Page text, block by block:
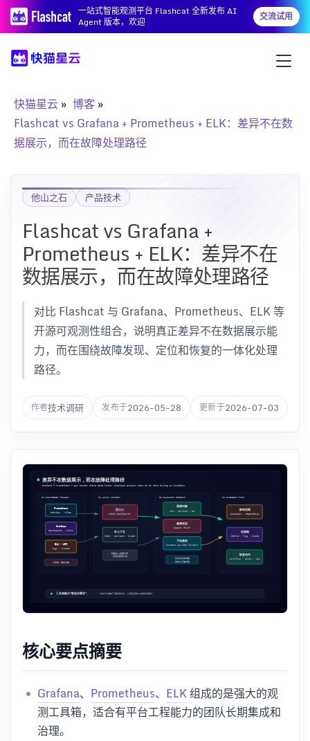
一站式智能观测平台 Flashcat 全新发布 AI
Agent 版本，欢迎
交流试用
快猫星云
博客
Flashcat vs Grafana + Prometheus + ELK：差异不在数
据展示，而在故障处理路径
他山之石 产品技术
Flashcat vs Grafana +
Prometheus + ELK：差异不在
数据展示，而在故障处理路径
对比 Flashcat 与 Grafana、Prometheus、ELK 等
开源可观测性组合，说明真正差异不在数据展示能
力，而在围绕故障发现、定位和恢复的一体化处理
路径。
作者技术调研 发布于2026-05-28 更新于2026-07-03
核心要点摘要
Grafana、 Prometheus、 ELK组成的是强大的观
测工具箱，适合有平台工程能力的团队长期集成和
治理。